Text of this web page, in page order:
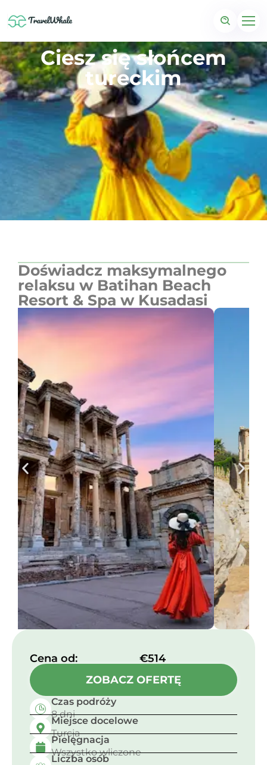
Ciesz się słońcem
tureckim
Doświadcz maksymalnego
relaksu w Batihan Beach
Resort & Spa w Kusadasi
Cena od:​
€514
ZOBACZ OFERTĘ
Czas podróży
8 dni
Miejsce docelowe
Turcja
Pielęgnacja
Wszystko wliczone
Liczba osób